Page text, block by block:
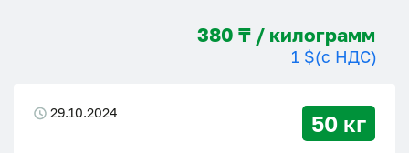
380 ₸ / килограмм
1 $(с НДС)
29.10.2024 50 кг